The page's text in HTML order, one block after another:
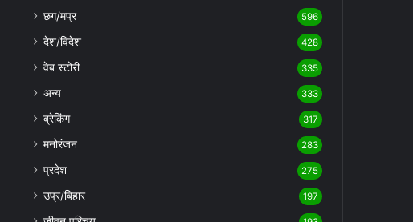
छग/मप्र 596
देश/विदेश 428
वेब स्टोरी 335
अन्य 333
ब्रेकिंग 317
मनोरंजन 283
प्रदेश 275
उप्र/बिहार 197